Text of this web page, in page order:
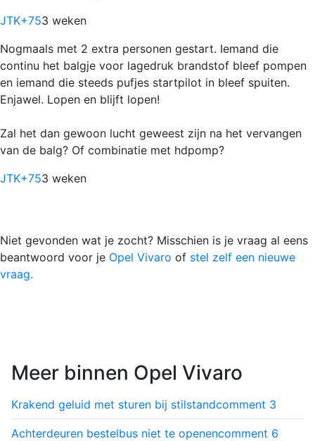
JTK+753 weken
Nogmaals met 2 extra personen gestart. Iemand die
continu het balgje voor lagedruk brandstof bleef pompen
en iemand die steeds pufjes startpilot in bleef spuiten.
Enjawel. Lopen en blijft lopen!
Zal het dan gewoon lucht geweest zijn na het vervangen
van de balg? Of combinatie met hdpomp?
JTK+753 weken
Niet gevonden wat je zocht? Misschien is je vraag al eens
beantwoord voor je Opel Vivaro of stel zelf een nieuwe
vraag.
Meer binnen Opel Vivaro
Krakend geluid met sturen bij stilstandcomment 3
Achterdeuren bestelbus niet te openencomment 6